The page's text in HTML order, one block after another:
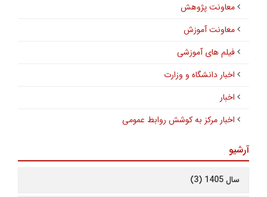
معاونت پژوهش
معاونت آموزش
فیلم های آموزشی
اخبار دانشگاه و وزارت
اخبار
اخبار مرکز به کوشش روابط عمومی
آرشیو
سال 1405 (3)